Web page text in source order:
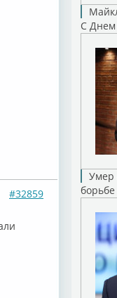
#32859
С
Умер